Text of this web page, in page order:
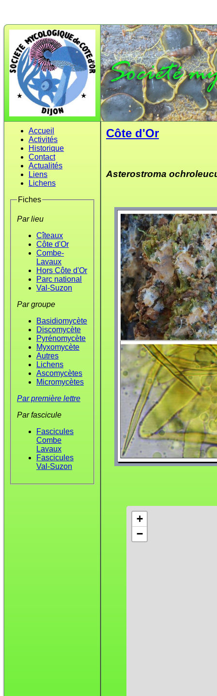
Accueil
Activités
Historique
Contact
Actualités
Liens
Lichens
Fiches
Par lieu
Cîteaux
Côte d'Or
Combe-
Lavaux
Hors Côte d'Or
Parc national
Val-Suzon
Par groupe
Basidiomycète
Discomycète
Pyrénomycète
Myxomycète
Autres
Lichens
Ascomycètes
Micromycètes
Par première lettre
Par fascicule
Fascicules
Combe
Lavaux
Fascicules
Val-Suzon
Côte d'Or
Asterostroma
+
−